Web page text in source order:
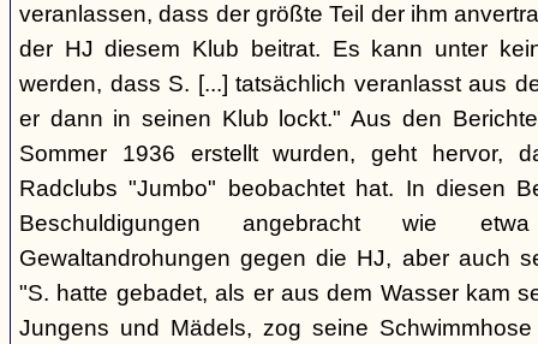
veranlassen, dass der größte Teil der ihm
der HJ diesem Klub beitrat. Es kann unter
werden, dass S. [...] tatsächlich veranlasst aus
er dann in seinen Klub lockt." Aus den
Sommer 1936 erstellt wurden, geht hervor,
Radclubs "Jumbo" beobachtet hat. In diesen
Beschuldigungen angebracht wie
Gewaltandrohungen gegen die HJ, aber auch
"S. hatte gebadet, als er aus dem Wasser kam
Jungens und Mädels, zog seine